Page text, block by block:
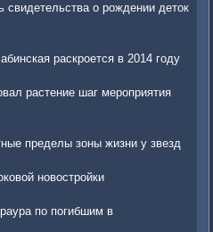
свидетельства о рождении деток
раскроется в 2014 году
растение шаг мероприятия
пределы зоны жизни у звезд
новостройки
по погибшим в